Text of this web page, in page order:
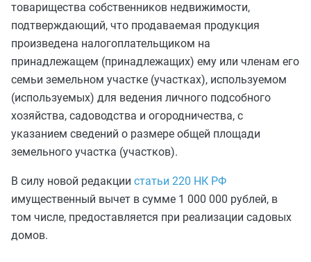
товарищества собственников недвижимости,
подтверждающий, что продаваемая продукция
произведена налогоплательщиком на
принадлежащем (принадлежащих) ему или членам его
семьи земельном участке (участках), используемом
(используемых) для ведения личного подсобного
хозяйства, садоводства и огородничества, с
указанием сведений о размере общей площади
земельного участка (участков).
В силу новой редакции статьи 220 НК РФ
имущественный вычет в сумме 1 000 000 рублей, в
том числе, предоставляется при реализации садовых
домов.